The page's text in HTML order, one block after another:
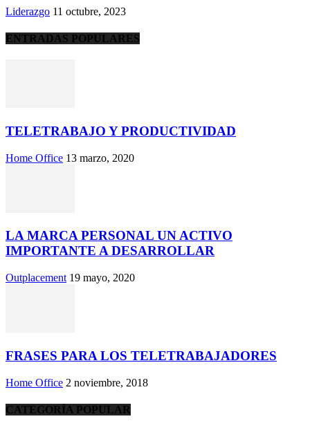
Liderazgo 11 octubre, 2023
ENTRADAS POPULARES
TELETRABAJO Y PRODUCTIVIDAD
Home Office 13 marzo, 2020
LA MARCA PERSONAL UN ACTIVO
IMPORTANTE A DESARROLLAR
Outplacement 19 mayo, 2020
FRASES PARA LOS TELETRABAJADORES
Home Office 2 noviembre, 2018
CATEGORÍA POPULAR